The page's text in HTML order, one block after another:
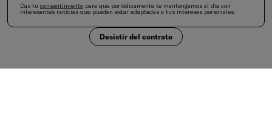
Das tu consentimiento para que periódicamente te mantengamos al día con
interesantes noticias que pueden estar adaptadas a tus intereses personales.
Desistir del contrato